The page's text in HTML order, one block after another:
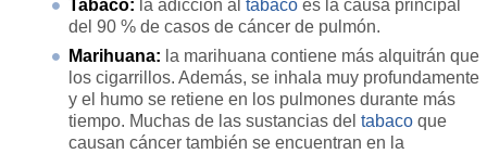
Tabaco: la adicción al tabaco es la causa principal
del 90 % de casos de cáncer de pulmón.
Marihuana: la marihuana contiene más alquitrán que
los cigarrillos. Además, se inhala muy profundamente
y el humo se retiene en los pulmones durante más
tiempo. Muchas de las sustancias del tabaco que
causan cáncer también se encuentran en la